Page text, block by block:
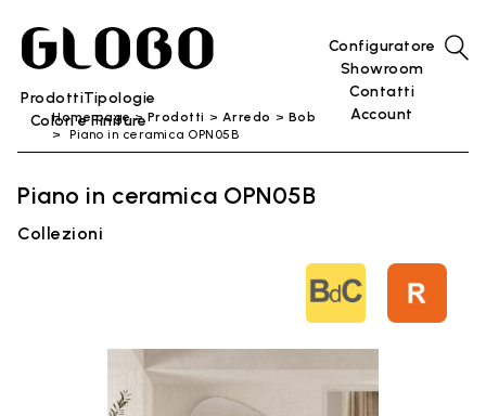
ProdottiTipologie
Colori e Finiture
Configuratore
Showroom
Contatti
Account
Home page Prodotti Arredo
Bob
Piano in ceramica OPN05B
Piano in ceramica OPN05B
Collezioni